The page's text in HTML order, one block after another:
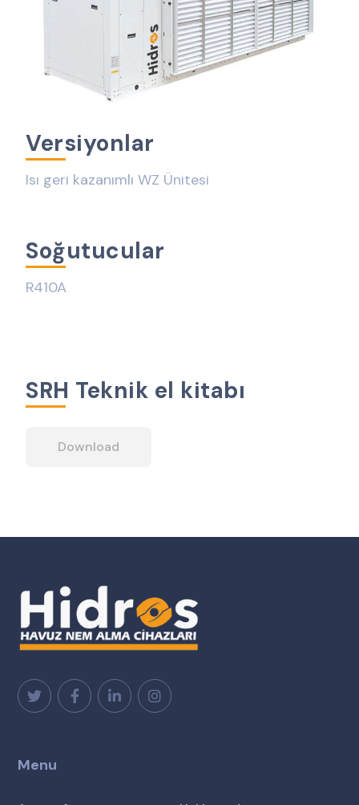
Versiyonlar
Isı geri kazanımlı WZ Ünitesi
Soğutucular
R410A
SRH Teknik el kitabı
Download
Menu